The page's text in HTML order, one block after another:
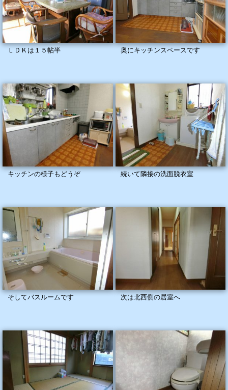
ＬＤＫは１５帖半 奥にキッチンスペースです
キッチンの様子もどうぞ 続いて隣接の洗面脱衣室
そしてバスルームです 次は北西側の居室へ